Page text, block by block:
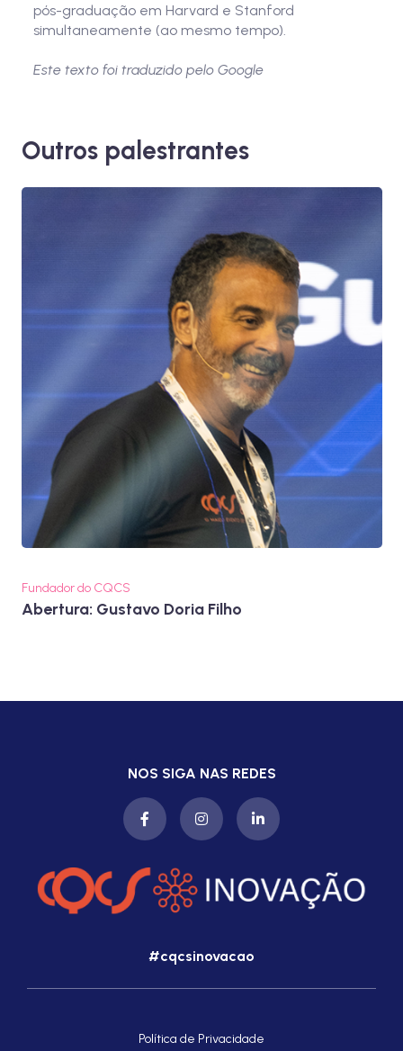
pós-graduação em Harvard e Stanford
simultaneamente (ao mesmo tempo).
Este texto foi traduzido pelo Google
Outros palestrantes
Fundador do CQCS
Abertura: Gustavo Doria Filho
NOS SIGA NAS REDES
#cqcsinovacao
Política de Privacidade